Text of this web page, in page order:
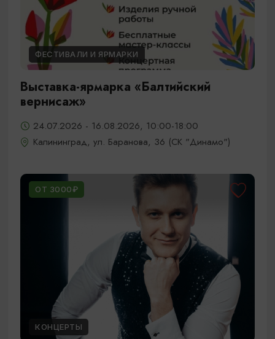
ФЕСТИВАЛИ И ЯРМАРКИ
Выставка-ярмарка «Балтийский
вернисаж»
24.07.2026 - 16.08.2026, 10:00-18:00
Калининград, ул. Баранова, 36 (СК "Динамо")
ОТ 3000₽
КОНЦЕРТЫ